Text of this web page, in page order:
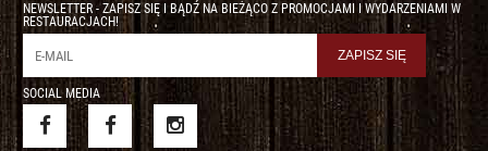
NEWSLETTER - ZAPISZ SIĘ I BĄDŹ NA BIEŻĄCO Z PROMOCJAMI I WYDARZENIAMI W
RESTAURACJACH!
SOCIAL MEDIA